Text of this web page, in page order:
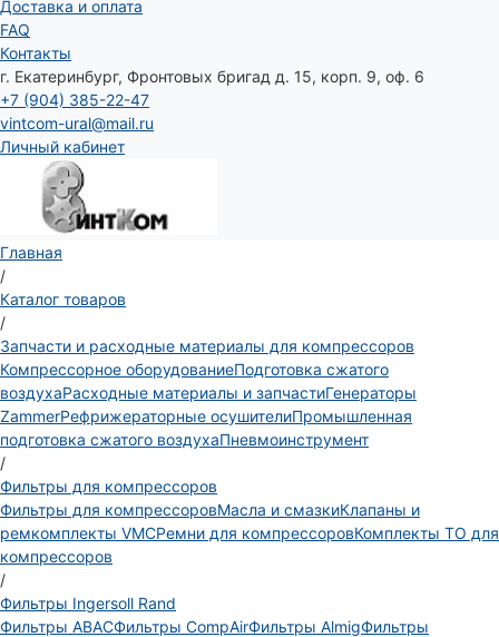
Доставка и оплата
FAQ
Контакты
г. Екатеринбург, Фронтовых бригад д. 15, корп. 9, оф. 6
+7 (904) 385-22-47
vintcom-ural@mail.ru
Личный кабинет
Главная
/
Каталог товаров
/
Запчасти и расходные материалы для компрессоров
Компрессорное оборудованиеПодготовка сжатого
воздухаРасходные материалы и запчастиГенераторы
ZammerРефрижераторные осушителиПромышленная
подготовка сжатого воздухаПневмоинструмент
/
Фильтры для компрессоров
Фильтры для компрессоровМасла и смазкиКлапаны и
ремкомплекты VMCРемни для компрессоровКомплекты ТО для
компрессоров
/
Фильтры Ingersoll Rand
Фильтры ABACФильтры CompAirФильтры AlmigФильтры